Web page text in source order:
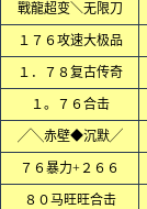
戰龍超变＼无限刀
１７６攻速大极品
１．７８复古传奇
１。７６合击
╱╲赤壁◆沉默╱
７６暴力+２６６
８０马旺旺合击